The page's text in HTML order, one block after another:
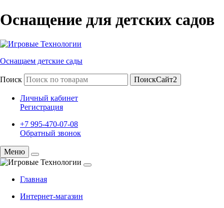
Оснащение для детских садов
Оснащаем детские сады
Поиск ПоискСайт2
Личный кабинет
Регистрация
+7 995-470-07-08
Обратный звонок
Меню
Главная
Интернет-магазин